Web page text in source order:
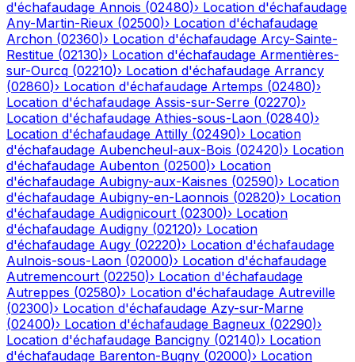
d'échafaudage Annois (02480)› Location d'échafaudage
Any-Martin-Rieux (02500)› Location d'échafaudage
Archon (02360)› Location d'échafaudage Arcy-Sainte-
Restitue (02130)› Location d'échafaudage Armentières-
sur-Ourcq (02210)› Location d'échafaudage Arrancy
(02860)› Location d'échafaudage Artemps (02480)›
Location d'échafaudage Assis-sur-Serre (02270)›
Location d'échafaudage Athies-sous-Laon (02840)›
Location d'échafaudage Attilly (02490)› Location
d'échafaudage Aubencheul-aux-Bois (02420)› Location
d'échafaudage Aubenton (02500)› Location
d'échafaudage Aubigny-aux-Kaisnes (02590)› Location
d'échafaudage Aubigny-en-Laonnois (02820)› Location
d'échafaudage Audignicourt (02300)› Location
d'échafaudage Audigny (02120)› Location
d'échafaudage Augy (02220)› Location d'échafaudage
Aulnois-sous-Laon (02000)› Location d'échafaudage
Autremencourt (02250)› Location d'échafaudage
Autreppes (02580)› Location d'échafaudage Autreville
(02300)› Location d'échafaudage Azy-sur-Marne
(02400)› Location d'échafaudage Bagneux (02290)›
Location d'échafaudage Bancigny (02140)› Location
d'échafaudage Barenton-Bugny (02000)› Location